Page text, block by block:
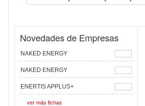
Novedades de Empresas
NAKED ENERGY
NAKED ENERGY
ENERTIS APPLUS+
ver más fichas